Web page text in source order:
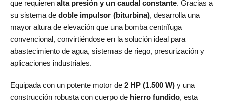
que requieren alta presión y un caudal constante. Gracias a
su sistema de doble impulsor (biturbina), desarrolla una
mayor altura de elevación que una bomba centrífuga
convencional, convirtiéndose en la solución ideal para
abastecimiento de agua, sistemas de riego, presurización y
aplicaciones industriales.
Equipada con un potente motor de 2 HP (1.500 W) y una
construcción robusta con cuerpo de hierro fundido, esta